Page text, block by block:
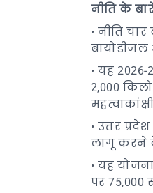
नीति के
• नीति
बायोडीजल
• यह 2026-
2,000
• उत्तर
लागू करने
• यह
पर 75,000